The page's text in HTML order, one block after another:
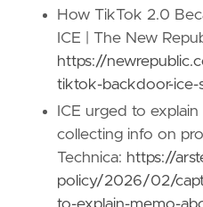
How TikTok 2.0
ICE | The New
https://
tiktok-backdoor-ice-
ICE urged to
collecting info on
Technica: https://
policy/2026/02/